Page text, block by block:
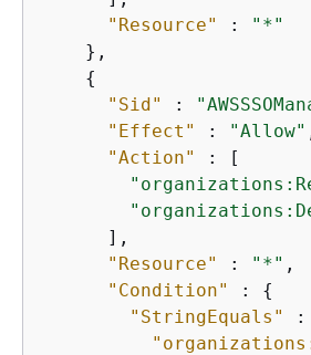
"Resource"
:
"*"
    },
{
"Sid"
:
"Effect"
: "Allow"
"Action"
: [
      ],
"Resource"
: "*" ,
"Condition"
: {
"StringEquals"
: